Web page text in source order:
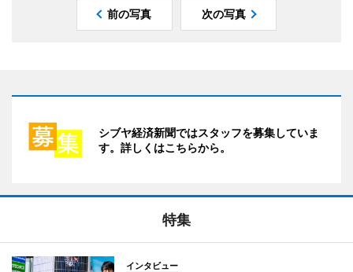
前の写真 次の写真
シブヤ経済新聞ではスタッフを募集していま
す。詳しくはこちらから。
特集
インタビュー